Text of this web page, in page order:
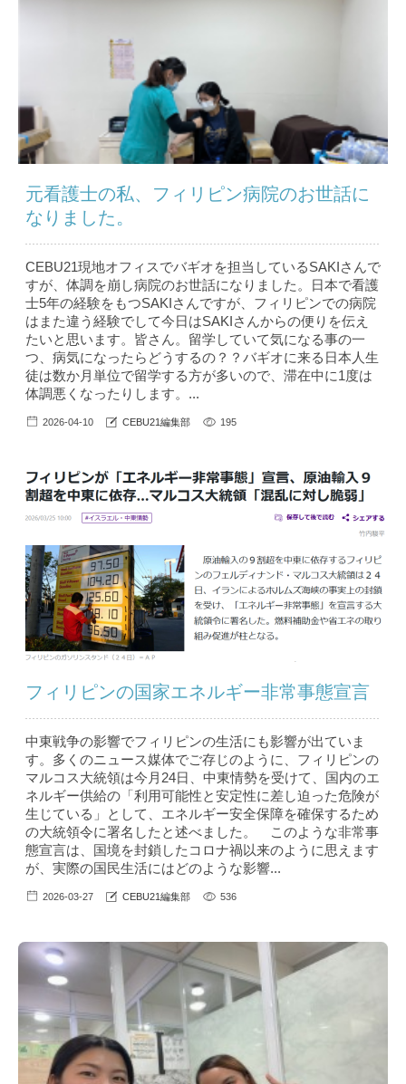
元看護士の私、フィリピン病院のお世話に
なりました。
CEBU21現地オフィスでバギオを担当しているSAKIさんで
すが、体調を崩し病院のお世話になりました。日本で看護
士5年の経験をもつSAKIさんですが、フィリピンでの病院
はまた違う経験でして今日はSAKIさんからの便りを伝え
たいと思います。皆さん。留学していて気になる事の一
つ、病気になったらどうするの？？バギオに来る日本人生
徒は数か月単位で留学する方が多いので、滞在中に1度は
体調悪くなったりします。...
2026-04-10 CEBU21編集部 195
フィリピンの国家エネルギー非常事態宣言
中東戦争の影響でフィリピンの生活にも影響が出ていま
す。多くのニュース媒体でご存じのように、フィリピンの
マルコス大統領は今月24日、中東情勢を受けて、国内のエ
ネルギー供給の「利用可能性と安定性に差し迫った危険が
生じている」として、エネルギー安全保障を確保するため
の大統領令に署名したと述べました。 このような非常事
態宣言は、国境を封鎖したコロナ禍以来のように思えます
が、実際の国民生活にはどのような影響...
2026-03-27 CEBU21編集部 536